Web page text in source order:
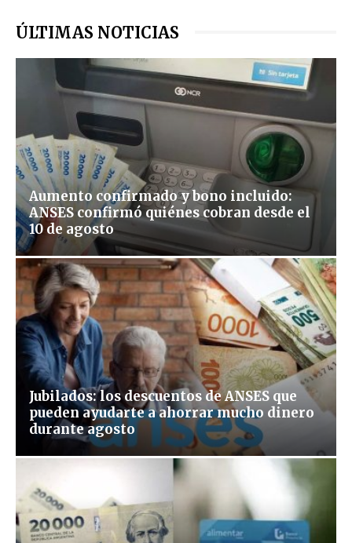
ÚLTIMAS NOTICIAS
Aumento confirmado y bono incluido:
ANSES confirmó quiénes cobran desde el
10 de agosto
Jubilados: los descuentos de ANSES que
pueden ayudarte a ahorrar mucho dinero
durante agosto